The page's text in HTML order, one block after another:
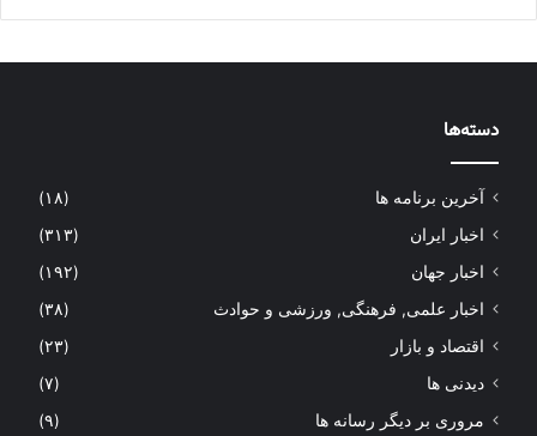
دسته‌ها
آخرین برنامه ها
(۱۸)
اخبار ایران
(۳۱۳)
اخبار جهان
(۱۹۲)
اخبار علمی, فرهنگی, ورزشی و حوادث
(۳۸)
اقتصاد و بازار
(۲۳)
دیدنی ها
(۷)
مروری بر دیگر رسانه ها
(۹)